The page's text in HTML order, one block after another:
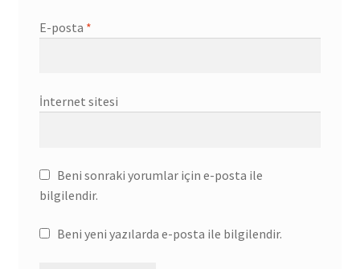
E-posta *
İnternet sitesi
Beni sonraki yorumlar için e-posta ile
bilgilendir.
Beni yeni yazılarda e-posta ile bilgilendir.